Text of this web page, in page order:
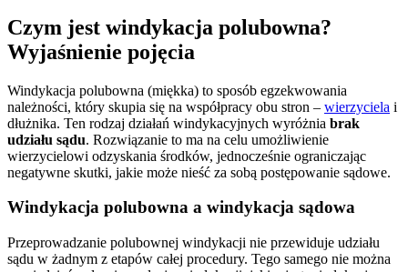
Czym jest windykacja polubowna?
Wyjaśnienie pojęcia
Windykacja polubowna (miękka) to sposób egzekwowania
należności, który skupia się na współpracy obu stron – wierzyciela i
dłużnika. Ten rodzaj działań windykacyjnych wyróżnia brak
udziału sądu. Rozwiązanie to ma na celu umożliwienie
wierzycielowi odzyskania środków, jednocześnie ograniczając
negatywne skutki, jakie może nieść za sobą postępowanie sądowe.
Windykacja polubowna a windykacja sądowa
Przeprowadzanie polubownej windykacji nie przewiduje udziału
sądu w żadnym z etapów całej procedury. Tego samego nie można